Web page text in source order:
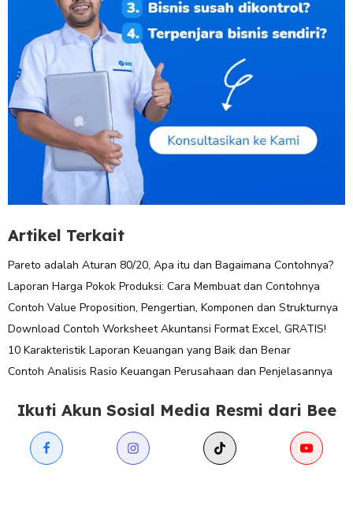
Artikel Terkait
Pareto adalah Aturan 80/20, Apa itu dan Bagaimana Contohnya?
Laporan Harga Pokok Produksi: Cara Membuat dan Contohnya
Contoh Value Proposition, Pengertian, Komponen dan Strukturnya
Download Contoh Worksheet Akuntansi Format Excel, GRATIS!
10 Karakteristik Laporan Keuangan yang Baik dan Benar
Contoh Analisis Rasio Keuangan Perusahaan dan Penjelasannya
Ikuti Akun Sosial Media Resmi dari Bee